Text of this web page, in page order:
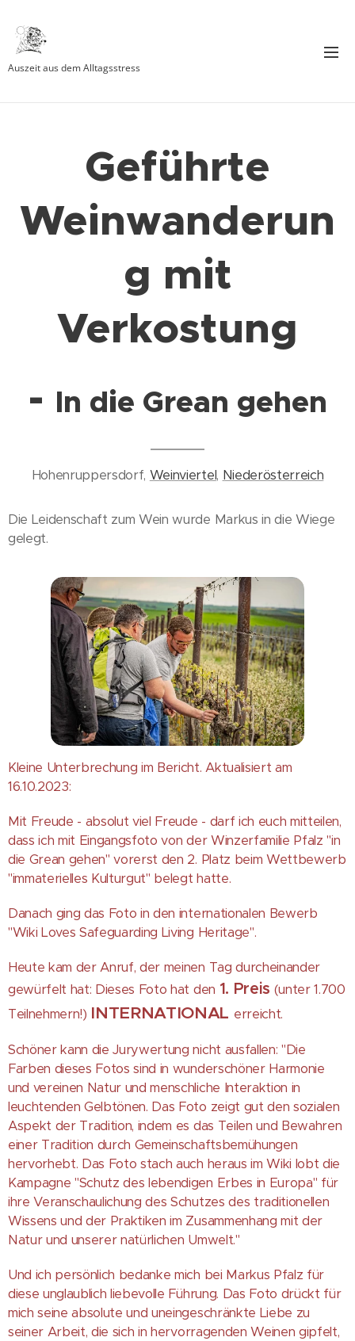
Auszeit aus dem Alltagsstress
Geführte
Weinwanderun
g mit
Verkostung
- In die Grean gehen
Hohenruppersdorf, Weinviertel, Niederösterreich
Die Leidenschaft zum Wein wurde Markus in die Wiege
gelegt.
Kleine Unterbrechung im Bericht. Aktualisiert am
16.10.2023:
Mit Freude - absolut viel Freude - darf ich euch mitteilen,
dass ich mit Eingangsfoto von der Winzerfamilie Pfalz "in
die Grean gehen" vorerst den 2. Platz beim Wettbewerb
"immaterielles Kulturgut" belegt hatte.
Danach ging das Foto in den internationalen Bewerb
"Wiki Loves Safeguarding Living Heritage".
Heute kam der Anruf, der meinen Tag durcheinander
gewürfelt hat: Dieses Foto hat den 1. Preis (unter 1.700
Teilnehmern!) INTERNATIONAL erreicht.
Schöner kann die Jurywertung nicht ausfallen: "Die
Farben dieses Fotos sind in wunderschöner Harmonie
und vereinen Natur und menschliche Interaktion in
leuchtenden Gelbtönen. Das Foto zeigt gut den sozialen
Aspekt der Tradition, indem es das Teilen und Bewahren
einer Tradition durch Gemeinschaftsbemühungen
hervorhebt. Das Foto stach auch heraus im Wiki lobt die
Kampagne "Schutz des lebendigen Erbes in Europa" für
ihre Veranschaulichung des Schutzes des traditionellen
Wissens und der Praktiken im Zusammenhang mit der
Natur und unserer natürlichen Umwelt."
Und ich persönlich bedanke mich bei Markus Pfalz für
diese unglaublich liebevolle Führung. Das Foto drückt für
mich seine absolute und uneingeschränkte Liebe zu
seiner Arbeit, die sich in hervorragenden Weinen gipfelt,